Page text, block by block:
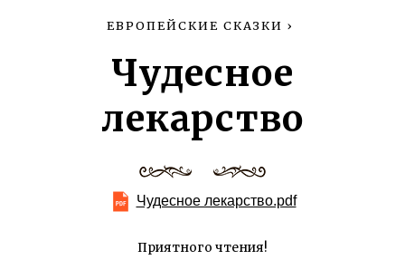
ЕВРОПЕЙСКИЕ СКАЗКИ ›
Чудесное
лекарство
Чудесное лекарство.pdf
Приятного чтения!